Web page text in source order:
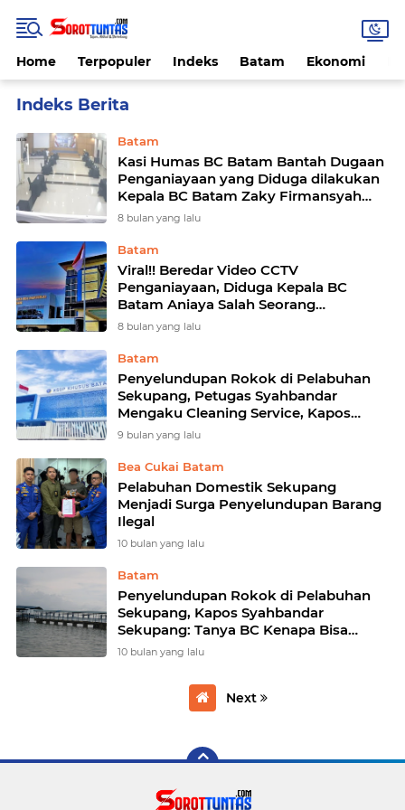
Home Terpopuler Indeks Batam Ekonomi
Batam
Kasi Humas BC Batam Bantah Dugaan
Penganiayaan yang Diduga dilakukan
Kepala BC Batam Zaky Firmansyah
Terhadap Bawahannya
8 bulan yang lalu
Batam
Viral!! Beredar Video CCTV
Penganiayaan, Diduga Kepala BC
Batam Aniaya Salah Seorang
Bawahannya
8 bulan yang lalu
Batam
Penyelundupan Rokok di Pelabuhan
Sekupang, Petugas Syahbandar
Mengaku Cleaning Service, Kapos
Blokir Kontak Wartawan
9 bulan yang lalu
Bea Cukai Batam
Pelabuhan Domestik Sekupang
Menjadi Surga Penyelundupan Barang
Ilegal
10 bulan yang lalu
Batam
Penyelundupan Rokok di Pelabuhan
Sekupang, Kapos Syahbandar
Sekupang: Tanya BC Kenapa Bisa
Lewat Terminal Domestik
10 bulan yang lalu
Next